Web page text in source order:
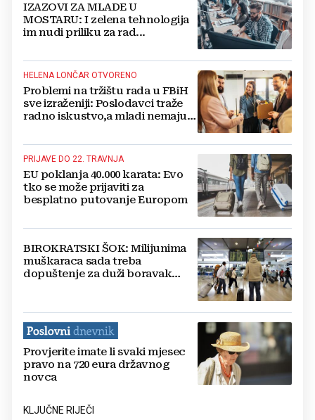
IZAZOVI ZA MLADE U
MOSTARU: I zelena tehnologija
im nudi priliku za rad...
HELENA LONČAR OTVORENO
Problemi na tržištu rada u FBiH
sve izraženiji: Poslodavci traže
radno iskustvo,a mladi nemaju
PRIJAVE DO 22. TRAVNJA
EU poklanja 40.000 karata: Evo
tko se može prijaviti za
besplatno putovanje Europom
BIROKRATSKI ŠOK: Milijunima
muškaraca sada treba
dopuštenje za duži boravak
Provjerite imate li svaki mjesec
pravo na 720 eura državnog
novca
KLJUČNE RIJEČI